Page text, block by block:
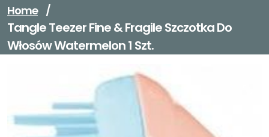
Home /
Tangle Teezer Fine & Fragile Szczotka Do
Włosów Watermelon 1 Szt.